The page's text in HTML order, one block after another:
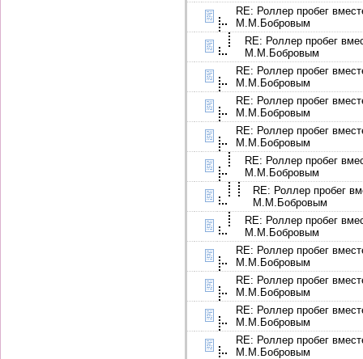
RE: Роллер пробег
М.М.Бобровым
RE: Роллер пробег
М.М.Бобровым
RE: Роллер пробег
М.М.Бобровым
RE: Роллер пробег
М.М.Бобровым
RE: Роллер пробег
М.М.Бобровым
RE: Роллер пробег
М.М.Бобровым
RE: Роллер пробег
М.М.Бобровым
RE: Роллер пробег
М.М.Бобровым
RE: Роллер пробег
М.М.Бобровым
RE: Роллер пробег
М.М.Бобровым
RE: Роллер пробег
М.М.Бобровым
RE: Роллер пробег
М.М.Бобровым